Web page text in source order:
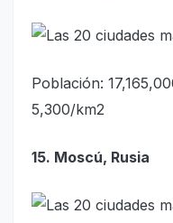
Población:
5,300/km2
15. Moscú, Rusia